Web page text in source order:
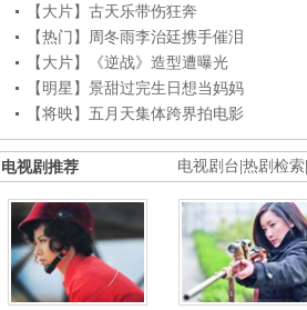
【大片】古天乐带伤狂奔
【热门】周冬雨李治廷携手催泪
【大片】《逆战》造型遭曝光
【明星】景甜过完生日想当妈妈
【将映】五月天集体跨界拍电影
电视剧台 热剧检索
电视剧推荐